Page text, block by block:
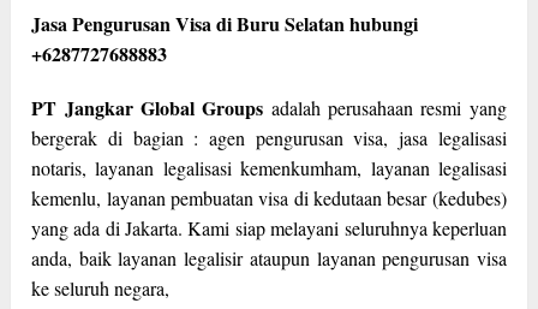
Jasa Pengurusan Visa di Buru Selatan hubungi
+6287727688883
PT Jangkar Global Groups adalah perusahaan resmi yang
bergerak di bagian : agen pengurusan visa, jasa legalisasi
notaris, layanan legalisasi kemenkumham, layanan legalisasi
kemenlu, layanan pembuatan visa di kedutaan besar (kedubes)
yang ada di Jakarta. Kami siap melayani seluruhnya keperluan
anda, baik layanan legalisir ataupun layanan pengurusan visa
ke seluruh negara,